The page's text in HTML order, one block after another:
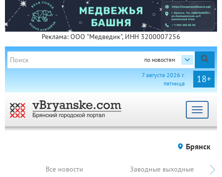
Реклама: ООО "Медведик", ИНН 3200007256
по новостям
18+
7 августа 2026 г.
пятница
Toggle
Брянск
Все новости Заводные выходные